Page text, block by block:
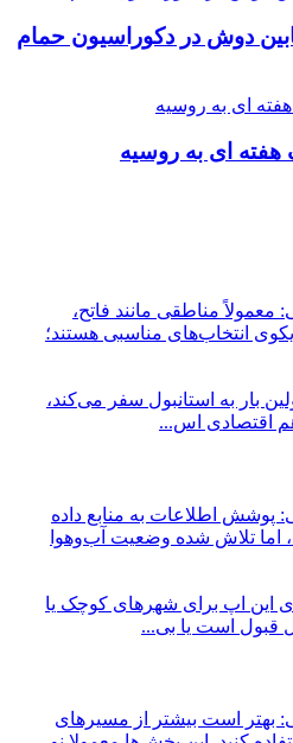
دوش در دکوراسیون حمام
هفته ای به روسیه
مناطقی مانند فاتح،
انتخاب‌های مناسبی هستند؛
بار به استانبول سفر می‌کند،
اقتصادی اس...
اطلاعات به منابع داده
اما تلاش شده وضعیت آب‌وهوا
این اپ برای شهرهای کوچک یا
قبول است یا بی...
بهتر است بیشتر از مسیرهای